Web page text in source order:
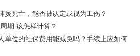
炎死亡，能否被认定或视为工伤？
期”该怎样计算？
单位的社保费用能减免吗？手续上应如何